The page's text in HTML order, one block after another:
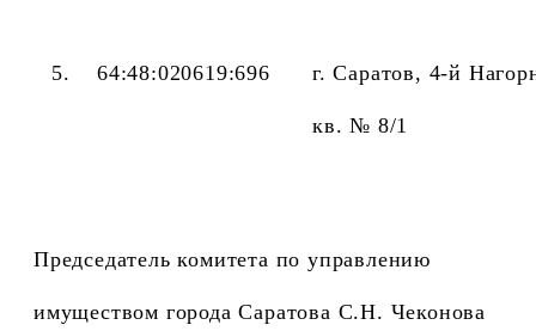
5. 64:48:020619:696 г. Саратов, 4-й
кв. № 8/1
Председатель комитета по управлению
имуществом города Саратова С.Н. Чеконова